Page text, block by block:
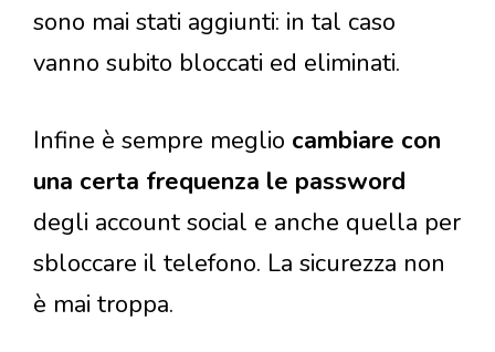
sono mai stati aggiunti: in tal caso
vanno subito bloccati ed eliminati.
Infine è sempre meglio cambiare con
una certa frequenza le password
degli account social e anche quella per
sbloccare il telefono. La sicurezza non
è mai troppa.